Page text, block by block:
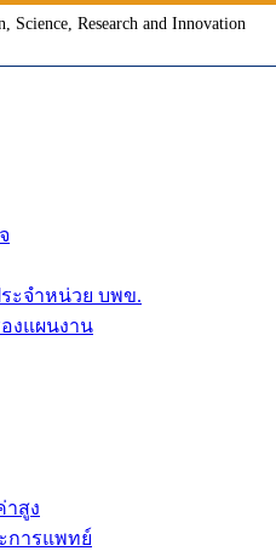
ะจำหน่วย บพข.
งแผนงาน
าสูง
การแพทย์